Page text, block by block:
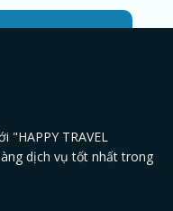
"HAPPY TRAVEL
dịch vụ tốt nhất trong